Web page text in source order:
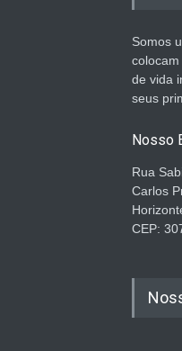
Somos
de vida
seus
Nosso
Rua
Carlos
CEP: